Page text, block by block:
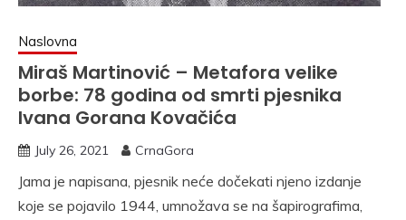
Naslovna
Miraš Martinović – Metafora velike
borbe: 78 godina od smrti pjesnika
Ivana Gorana Kovačića
July 26, 2021 CrnaGora
Jama je napisana, pjesnik neće dočekati njeno izdanje
koje se pojavilo 1944, umnožava se na šapirografima,